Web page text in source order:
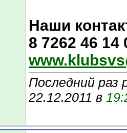
Наши
8 7262 46 14
Последний раз
22.12.2011 в